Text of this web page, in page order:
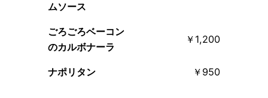
ムソース
ごろごろベーコン
のカルボナーラ
￥1,200
ナポリタン ￥950